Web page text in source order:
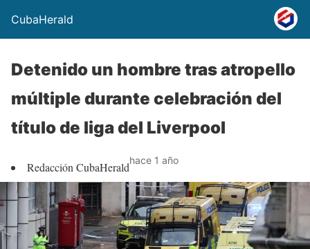
CubaHerald
Detenido un hombre tras atropello
múltiple durante celebración del
título de liga del Liverpool
Redacción CubaHeraldhace 1 año